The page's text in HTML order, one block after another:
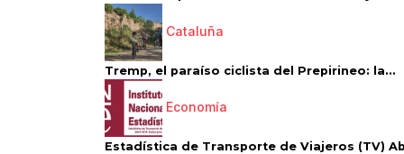
Cataluña
Tremp, el paraíso ciclista del Prepirineo: la...
Economía
Estadística de Transporte de Viajeros (TV)